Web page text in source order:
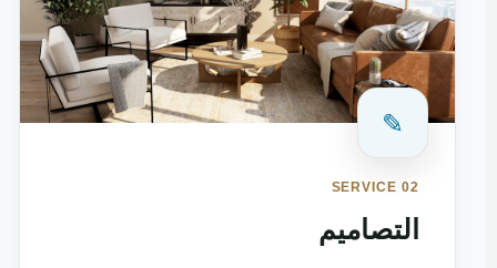
✎
SERVICE 02
التصاميم